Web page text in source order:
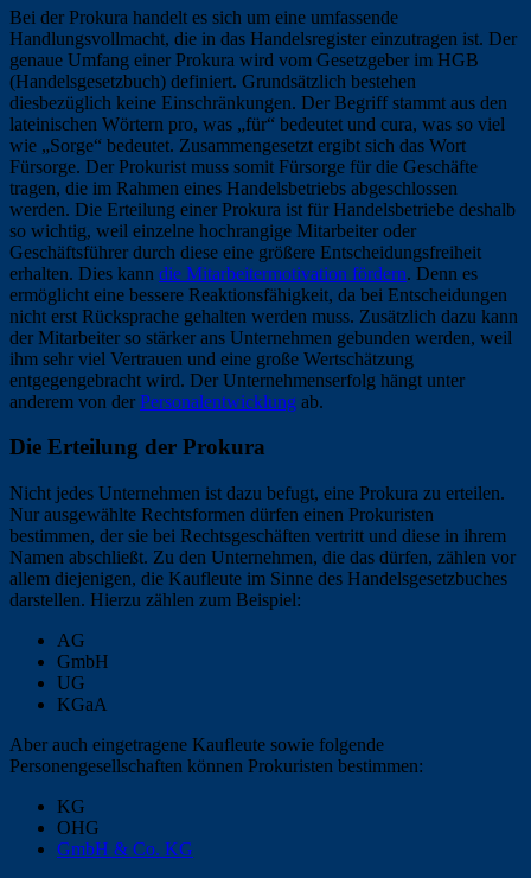
Bei der Prokura handelt es sich um eine umfassende
Handlungsvollmacht, die in das Handelsregister einzutragen ist. Der
genaue Umfang einer Prokura wird vom Gesetzgeber im HGB
(Handelsgesetzbuch) definiert. Grundsätzlich bestehen
diesbezüglich keine Einschränkungen. Der Begriff stammt aus den
lateinischen Wörtern pro, was „für“ bedeutet und cura, was so viel
wie „Sorge“ bedeutet. Zusammengesetzt ergibt sich das Wort
Fürsorge. Der Prokurist muss somit Fürsorge für die Geschäfte
tragen, die im Rahmen eines Handelsbetriebs abgeschlossen
werden. Die Erteilung einer Prokura ist für Handelsbetriebe deshalb
so wichtig, weil einzelne hochrangige Mitarbeiter oder
Geschäftsführer durch diese eine größere Entscheidungsfreiheit
erhalten. Dies kann die Mitarbeitermotivation fördern. Denn es
ermöglicht eine bessere Reaktionsfähigkeit, da bei Entscheidungen
nicht erst Rücksprache gehalten werden muss. Zusätzlich dazu kann
der Mitarbeiter so stärker ans Unternehmen gebunden werden, weil
ihm sehr viel Vertrauen und eine große Wertschätzung
entgegengebracht wird. Der Unternehmenserfolg hängt unter
anderem von der Personalentwicklung ab.
Die Erteilung der Prokura
Nicht jedes Unternehmen ist dazu befugt, eine Prokura zu erteilen.
Nur ausgewählte Rechtsformen dürfen einen Prokuristen
bestimmen, der sie bei Rechtsgeschäften vertritt und diese in ihrem
Namen abschließt. Zu den Unternehmen, die das dürfen, zählen vor
allem diejenigen, die Kaufleute im Sinne des Handelsgesetzbuches
darstellen. Hierzu zählen zum Beispiel:
AG
GmbH
UG
KGaA
Aber auch eingetragene Kaufleute sowie folgende
Personengesellschaften können Prokuristen bestimmen:
KG
OHG
GmbH & Co. KG